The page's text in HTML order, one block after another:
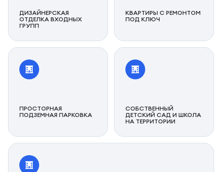
ДИЗАЙНЕРСКАЯ
ОТДЕЛКА ВХОДНЫХ
ГРУПП
КВАРТИРЫ С РЕМОНТОМ
ПОД КЛЮЧ
ПРОСТОРНАЯ
ПОДЗЕМНАЯ ПАРКОВКА
СОБСТВЕННЫЙ
ДЕТСКИЙ САД И ШКОЛА
НА ТЕРРИТОРИИ